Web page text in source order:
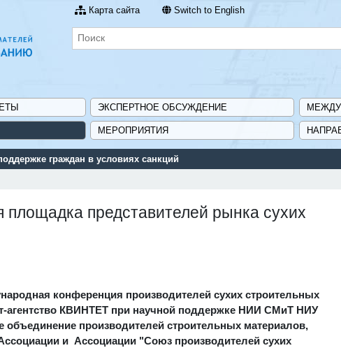
Карта сайта Switch to English
ЭКСПЕРТНОЕ ОБСУЖДЕНИЕ
МЕРОПРИЯТИЯ
граждан в условиях санкций
площадка представителей рынка сухих
конференция производителей сухих строительных
агентство КВИНТЕТ при научной поддержке НИИ СМиТ НИУ
производителей строительных материалов,
и Ассоциации "Союз производителей сухих